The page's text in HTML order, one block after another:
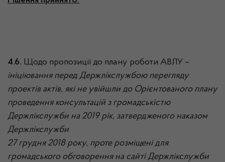
4.6. Щодо пропозиції до плану роботи АВЛУ –
ініціювання перед Держлікслужбою перегляду
проектів актів, які не увійшли до Орієнтованого плану
проведення консультацій з громадськістю
Держлікслужби на 2019 рік, затвердженого наказом
Держлікслужби
27 грудня 2018 року, проте розміщені для
громадського обговорення на сайті Держлікслужби